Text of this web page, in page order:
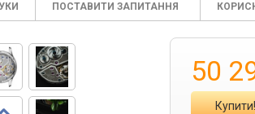
ПОСТАВИТИ ЗАПИТАННЯ
50
Купити!